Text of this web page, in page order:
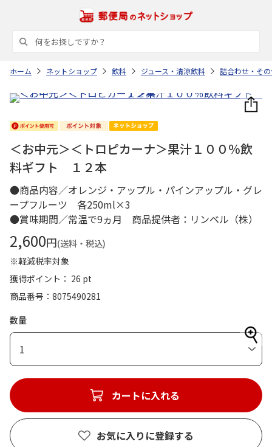
ホーム ネットショップ 飲料 ジュース・清涼飲料 詰合わせ・そ
＜お中元＞＜トロピカーナ＞果汁１００％飲
料ギフト １２本
●商品内容／オレンジ・アップル・パインアップル・グレ
ープフルーツ 各250ml×3
●賞味期間／常温で9ヵ月 商品提供者：リンベル（株）
2,600円(送料・税込)
※軽減税率対象
獲得ポイント： 26 pt
商品番号
8075490281
数量
1
カートに入れる
お気に入りに登録する